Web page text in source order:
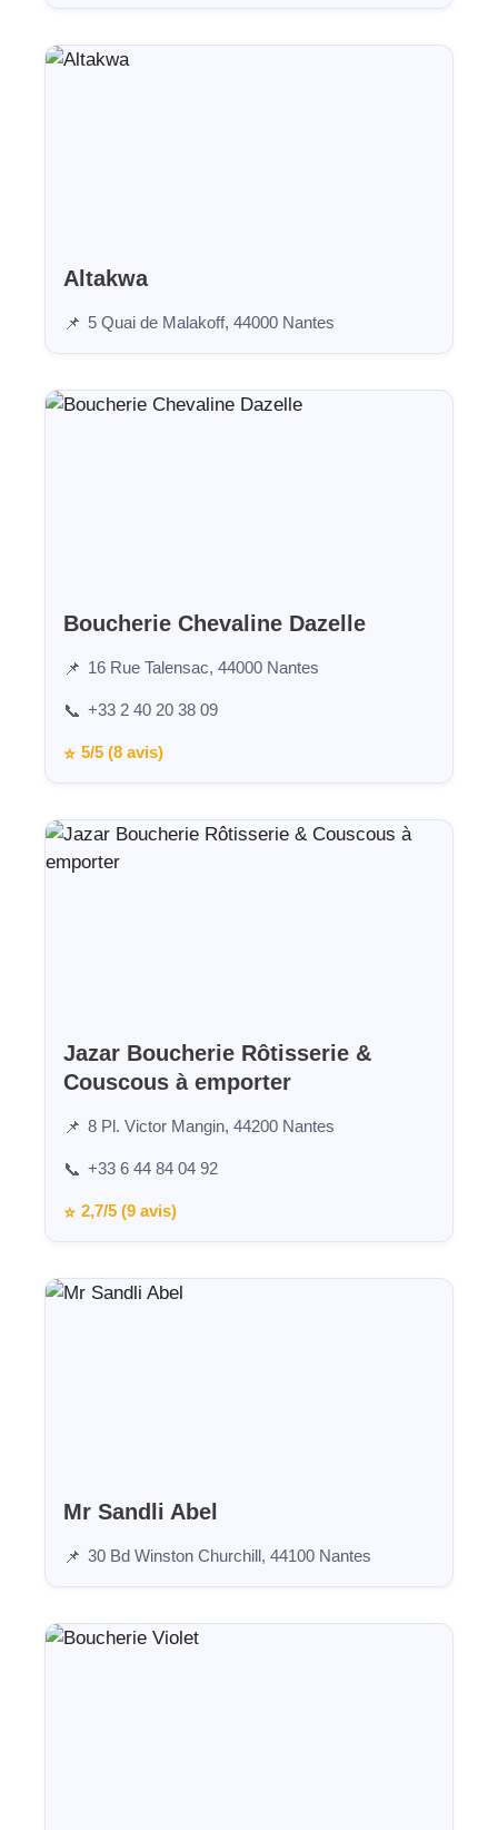
Altakwa
📌 5 Quai de Malakoff, 44000 Nantes
Boucherie Chevaline Dazelle
📌 16 Rue Talensac, 44000 Nantes
📞 +33 2 40 20 38 09
⭐ 5/5 (8 avis)
Jazar Boucherie Rôtisserie &
Couscous à emporter
📌 8 Pl. Victor Mangin, 44200 Nantes
📞 +33 6 44 84 04 92
⭐ 2,7/5 (9 avis)
Mr Sandli Abel
📌 30 Bd Winston Churchill, 44100 Nantes